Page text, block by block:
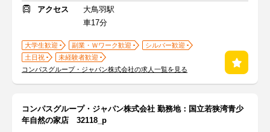
アクセス
大鳥羽駅
車17分
大学生歓迎 副業・Ｗワーク歓迎
シルバー歓迎
土日祝
未経験者歓迎
コンパスグループ・ジャパン株式会社の求人一覧を見る
コンパスグループ・ジャパン株式会社 勤務地：国立若狭湾青少
年自然の家店 32118_p